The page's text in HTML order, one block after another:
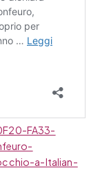
FA33-
a-Italian-